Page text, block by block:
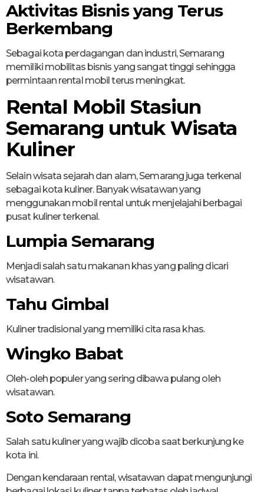
Aktivitas Bisnis yang Terus
Berkembang
Sebagai kota perdagangan dan industri, Semarang
memiliki mobilitas bisnis yang sangat tinggi sehingga
permintaan rental mobil terus meningkat.
Rental Mobil Stasiun
Semarang untuk Wisata
Kuliner
Selain wisata sejarah dan alam, Semarang juga terkenal
sebagai kota kuliner. Banyak wisatawan yang
menggunakan mobil rental untuk menjelajahi berbagai
pusat kuliner terkenal.
Lumpia Semarang
Menjadi salah satu makanan khas yang paling dicari
wisatawan.
Tahu Gimbal
Kuliner tradisional yang memiliki cita rasa khas.
Wingko Babat
Oleh-oleh populer yang sering dibawa pulang oleh
wisatawan.
Soto Semarang
Salah satu kuliner yang wajib dicoba saat berkunjung ke
kota ini.
Dengan kendaraan rental, wisatawan dapat mengunjungi